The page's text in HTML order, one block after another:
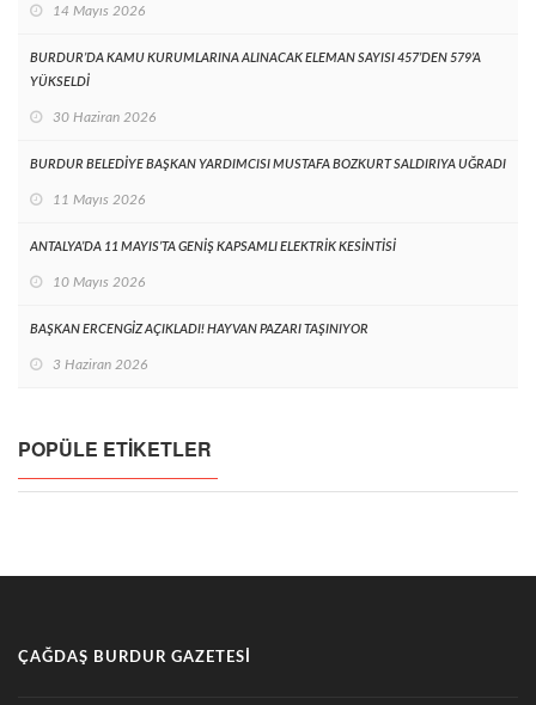
14 Mayıs 2026
BURDUR’DA KAMU KURUMLARINA ALINACAK ELEMAN SAYISI 457’DEN 579’A
YÜKSELDİ
30 Haziran 2026
BURDUR BELEDİYE BAŞKAN YARDIMCISI MUSTAFA BOZKURT SALDIRIYA UĞRADI
11 Mayıs 2026
ANTALYA’DA 11 MAYIS’TA GENİŞ KAPSAMLI ELEKTRİK KESİNTİSİ
10 Mayıs 2026
BAŞKAN ERCENGİZ AÇIKLADI! HAYVAN PAZARI TAŞINIYOR
3 Haziran 2026
POPÜLE ETIKETLER
ÇAĞDAŞ BURDUR GAZETESI